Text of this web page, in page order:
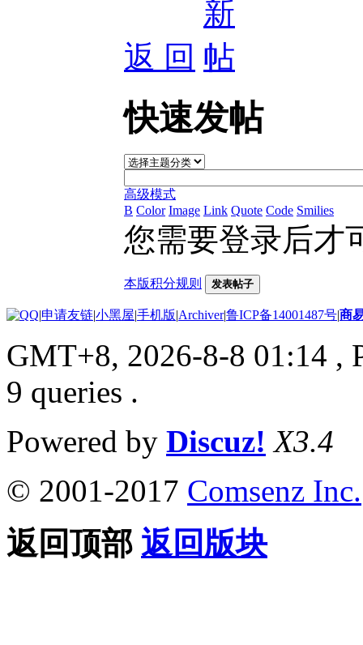
返 回
快速发帖
高级模式
B Color Image Link Quote Code Smilies
您需要登录后才
本版积分规则 发表帖子
|申请友链|小黑屋|手机版|Archiver|鲁ICP备14001487号|商
GMT+8, 2026-8-8 01:14 ,
9 queries .
Powered by Discuz! X3.4
© 2001-2017 Comsenz Inc.
返回顶部 返回版块